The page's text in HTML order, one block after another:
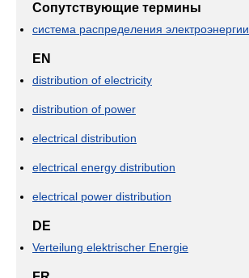
Сопутствующие термины
система распределения электроэнергии
EN
distribution of electricity
distribution of power
electrical distribution
electrical energy distribution
electrical power distribution
DE
Verteilung elektrischer Energie